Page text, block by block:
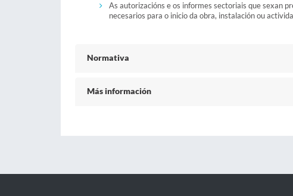
As autorizacións e os informes sectoriais que sexan
necesarios para o inicio da obra, instalación ou
Normativa
Más información